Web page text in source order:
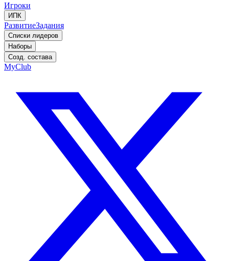
Игроки
ИПК
РазвитиеЗадания
Списки лидеров
Наборы
Созд. состава
MyClub